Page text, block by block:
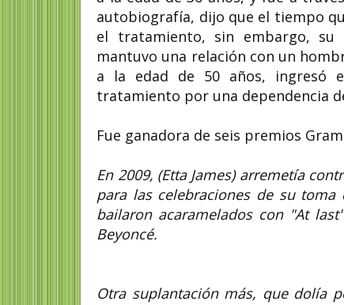
autobiografía, dijo que el tiempo
el tratamiento, sin embargo, su
mantuvo una relación con un
a la edad de 50 años, ingresó
tratamiento por una dependencia
Fue ganadora de seis premios
En 2009, (Etta James) arremetía
para las celebraciones de su
bailaron acaramelados con "At
Beyoncé.
Otra suplantación más, que dolía